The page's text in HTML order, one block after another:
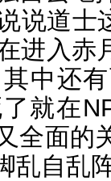
说道士
进入赤
中还
就在
全面的
乱自乱